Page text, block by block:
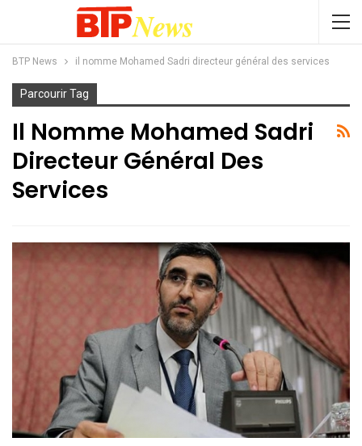
BTP News il nomme Mohamed Sadri directeur général des services
Parcourir Tag
Il Nomme Mohamed Sadri
Directeur Général Des
Services